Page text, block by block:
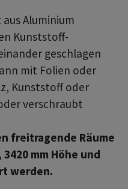
Aluminium
Kunststoff-
geschlagen
mit Folien oder
Kunststoff oder
verschraubt
freitragende Räume
mm Höhe und
werden.